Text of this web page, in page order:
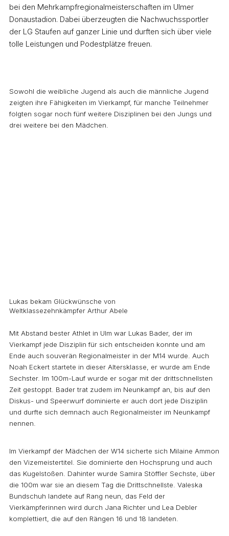
bei den Mehrkampfregionalmeisterschaften im Ulmer
Donaustadion. Dabei überzeugten die Nachwuchssportler
der LG Staufen auf ganzer Linie und durften sich über viele
tolle Leistungen und Podestplätze freuen.
Sowohl die weibliche Jugend als auch die männliche Jugend
zeigten ihre Fähigkeiten im Vierkampf, für manche Teilnehmer
folgten sogar noch fünf weitere Disziplinen bei den Jungs und
drei weitere bei den Mädchen.
Lukas bekam Glückwünsche von
Weltklassezehnkämpfer Arthur Abele
Mit Abstand bester Athlet in Ulm war Lukas Bader, der im
Vierkampf jede Disziplin für sich entscheiden konnte und am
Ende auch souverän Regionalmeister in der M14 wurde. Auch
Noah Eckert startete in dieser Altersklasse, er wurde am Ende
Sechster. Im 100m-Lauf wurde er sogar mit der drittschnellsten
Zeit gestoppt. Bader trat zudem im Neunkampf an, bis auf den
Diskus- und Speerwurf dominierte er auch dort jede Disziplin
und durfte sich demnach auch Regionalmeister im Neunkampf
nennen.
Im Vierkampf der Mädchen der W14 sicherte sich Milaine Ammon
den Vizemeistertitel. Sie dominierte den Hochsprung und auch
das Kugelstoßen. Dahinter wurde Samira Stöffler Sechste, über
die 100m war sie an diesem Tag die Drittschnellste. Valeska
Bundschuh landete auf Rang neun, das Feld der
Vierkämpferinnen wird durch Jana Richter und Lea Debler
komplettiert, die auf den Rängen 16 und 18 landeten.